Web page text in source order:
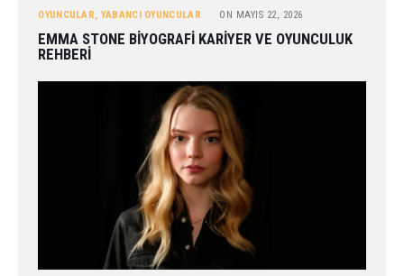
OYUNCULAR, YABANCI OYUNCULAR ON MAYIS 22, 2026
EMMA STONE BIYOGRAFI KARIYER VE OYUNCULUK
REHBERI